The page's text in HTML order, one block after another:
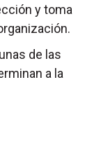
y toma
de las
a la